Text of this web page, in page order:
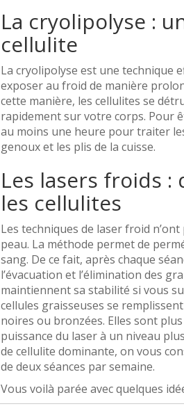
La cryolipolyse :
cellulite
La cryolipolyse est une technique
exposer au froid de manière
cette manière, les cellulites se
rapidement sur votre corps. Pour
au moins une heure pour traiter
genoux et les plis de la cuisse.
Les lasers froids
les cellulites
Les techniques de laser froid
peau. La méthode permet de
sang. De ce fait, après chaque
l’évacuation et l’élimination des
maintiennent sa stabilité si vous
cellules graisseuses se
noires ou bronzées. Elles sont
puissance du laser à un niveau
de cellulite dominante, on vous
de deux séances par semaine.
Vous voilà parée avec quelques